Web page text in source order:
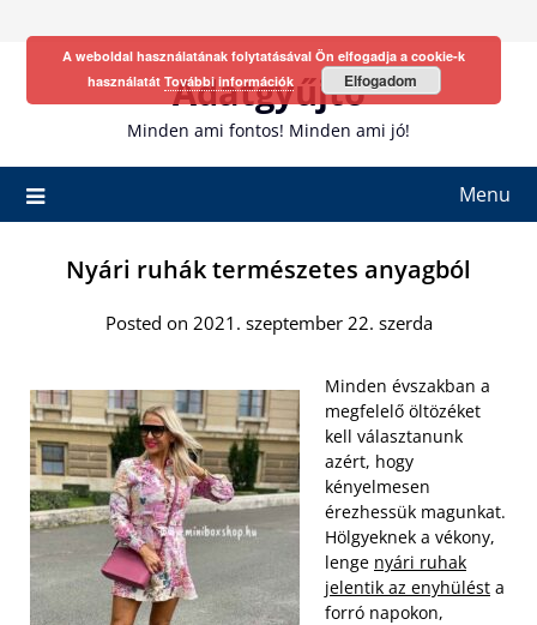
Adatgyűjtő
Minden ami fontos! Minden ami jó!
Menu
Nyári ruhák természetes anyagból
Posted on 2021. szeptember 22. szerda
Minden évszakban a
megfelelő öltözéket
kell választanunk
azért, hogy
kényelmesen
érezhessük magunkat.
Hölgyeknek a vékony,
lenge nyári ruhak
jelentik az enyhülést a
forró napokon,
A weboldal használatának folytatásával Ön elfogadja a cookie-k
használatát További információk Elfogadom